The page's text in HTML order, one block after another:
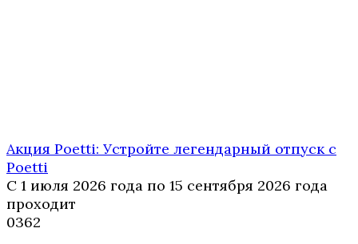
Акция Poetti: Устройте легендарный отпуск с
Poetti
С 1 июля 2026 года по 15 сентября 2026 года
проходит
0362